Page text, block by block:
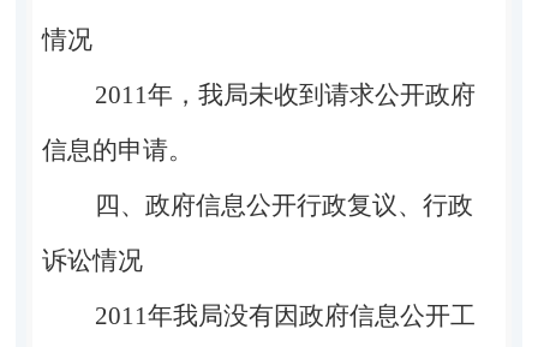
情况
2011年，我局未收到请求公开政府
信息的申请。
四、政府信息公开行政复议、行政
诉讼情况
2011年我局没有因政府信息公开工